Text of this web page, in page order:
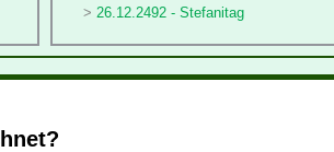
26.12.2492 - Stefanitag